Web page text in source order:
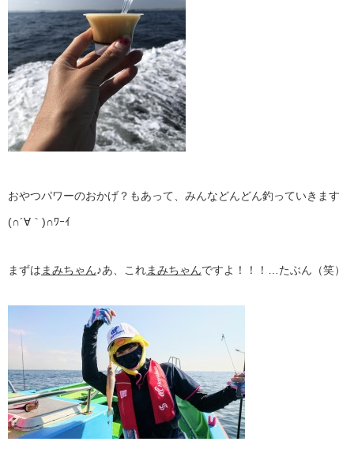
おやつパワーのおかげ？もあって、みんなどんどん釣っていきます
(∩´∀｀)∩ﾜｰｲ
まずは まみちゃん♪あ、これまみちゃんですよ！！！…たぶん（笑）